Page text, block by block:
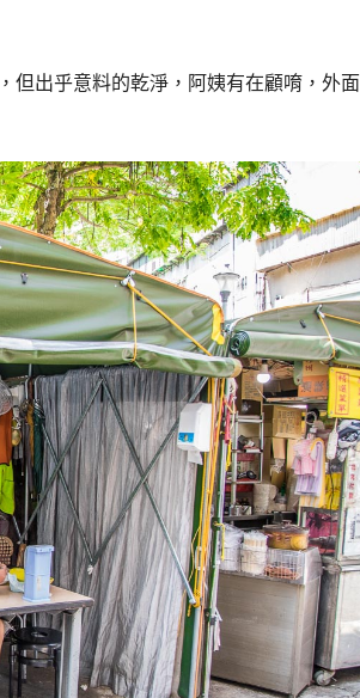
但出乎意料的乾淨，阿姨有在顧唷，外面